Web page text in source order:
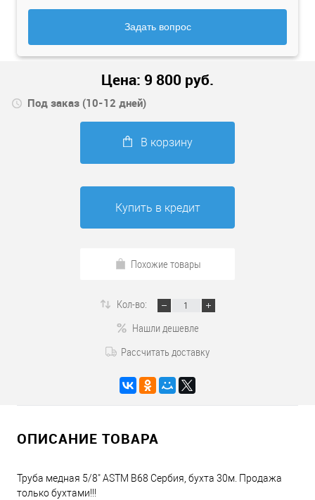
Задать вопрос
Цена: 9 800 руб.
Под заказ (10-12 дней)
В корзину
Купить в кредит
Похожие товары
Кол-во:
Нашли дешевле
Рассчитать доставку
ОПИСАНИЕ ТОВАРА
Труба медная 5/8" ASTM B68 Сербия, бухта 30м. Продажа
только бухтами!!!